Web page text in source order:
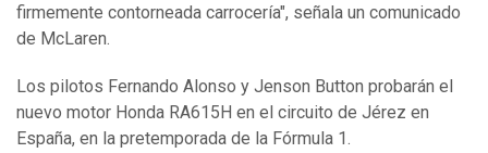
firmemente contorneada carrocería", señala un comunicado
de McLaren.
Los pilotos Fernando Alonso y Jenson Button probarán el
nuevo motor Honda RA615H en el circuito de Jérez en
España, en la pretemporada de la Fórmula 1.